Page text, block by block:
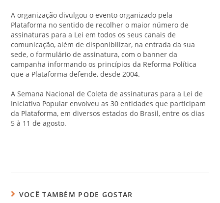
A organização divulgou o evento organizado pela
Plataforma no sentido de recolher o maior número de
assinaturas para a Lei em todos os seus canais de
comunicação, além de disponibilizar, na entrada da sua
sede, o formulário de assinatura, com o banner da
campanha informando os princípios da Reforma Política
que a Plataforma defende, desde 2004.
A Semana Nacional de Coleta de assinaturas para a Lei de
Iniciativa Popular envolveu as 30 entidades que participam
da Plataforma, em diversos estados do Brasil, entre os dias
5 à 11 de agosto.
VOCÊ TAMBÉM PODE GOSTAR